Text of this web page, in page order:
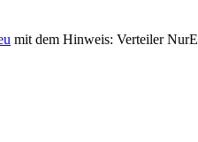
mit dem Hinweis: Verteiler